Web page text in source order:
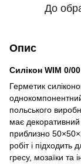
До
Опис
Силiкон WIM 0/
Герметик
польського
має
приблизно
робіт і підходить
гресу, мозаїки та